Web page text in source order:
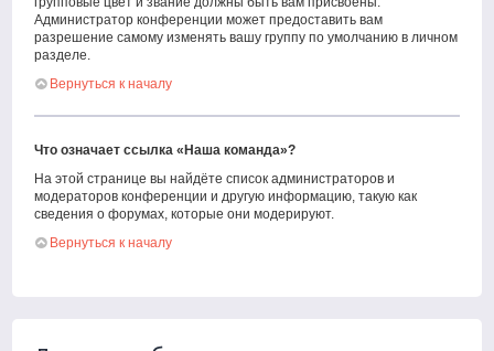
Администратор конференции может предоставить вам
разрешение самому изменять вашу группу по умолчанию в личном
разделе.
Вернуться к началу
Что означает ссылка «Наша команда»?
На этой странице вы найдёте список администраторов и
модераторов конференции и другую информацию, такую как
сведения о форумах, которые они модерируют.
Вернуться к началу